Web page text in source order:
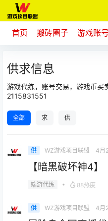
首页 搬砖圈子 游戏账号
供求信息
游戏代练，账号交易，游戏币买
2115831551
全部 求 供
供 WZ游戏项目联盟 4月
【暗黑破坏神4】
端游代练 • 88热度
供 WZ游戏项目联盟 4月